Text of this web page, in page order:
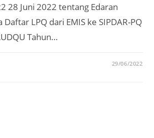
28 Juni 2022 tentang Edaran
Daftar LPQ dari EMIS ke SIPDAR-PQ
Tahun…
29/06/2022